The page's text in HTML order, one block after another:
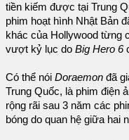
tiền kiếm được tại Trung
phim hoạt hình Nhật Bản
khác của Hollywood từng
vượt kỷ lục do Big Hero 6
Có thể nói Doraemon đã
Trung Quốc, là phim điện
rộng rãi sau 3 năm các
bóng do quan hệ giữa hai